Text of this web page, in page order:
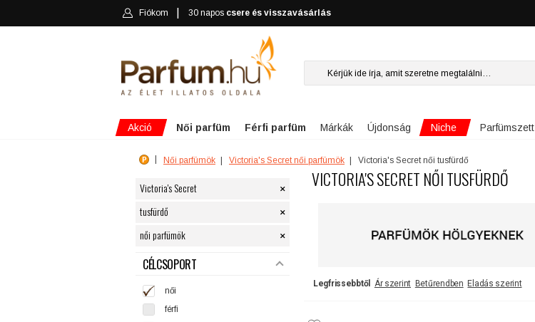
Fiókom 30 napos csere és visszavásárlás
Akció Női parfüm Férfi parfüm Márkák Újdonság Niche Parfümszett
Női parfümök Victoria's Secret női parfümök Victoria's Secret női tusfürdő
Victoria's Secret ×
tusfürdő ×
női parfümök ×
SZŰRÉS
CÉLCSOPORT
női
férfi
VICTORIA'S SECRET NŐI TUSFÜRDŐ
Legfrissebbtől Ár szerint Betűrendben Eladás szerint